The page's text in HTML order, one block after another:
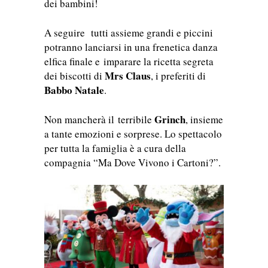
dei bambini!
A seguire tutti assieme grandi e piccini
potranno lanciarsi in una frenetica danza
elfica finale e imparare la ricetta segreta
dei biscotti di Mrs Claus, i preferiti di
Babbo Natale.
Non mancherà il terribile Grinch, insieme
a tante emozioni e sorprese. Lo spettacolo
per tutta la famiglia è a cura della
compagnia “Ma Dove Vivono i Cartoni?”.